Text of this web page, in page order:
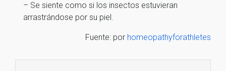
– Se siente como si los insectos estuvieran
arrastrándose por su piel.
Fuente: por homeopathyforathletes